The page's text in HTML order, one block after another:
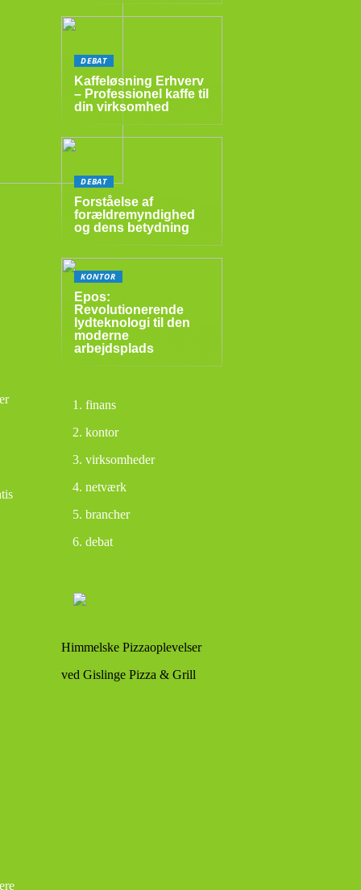
DEBAT
Kaffeløsning Erhverv
– Professionel kaffe til
din virksomhed
DEBAT
Forståelse af
forældremyndighed
og dens betydning
KONTOR
Epos:
Revolutionerende
lydteknologi til den
moderne
arbejdsplads
finans
kontor
virksomheder
netværk
brancher
debat
Himmelske Pizzaoplevelser
ved Gislinge Pizza & Grill